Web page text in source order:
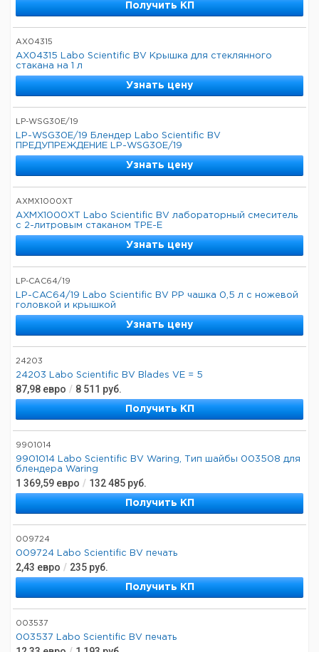
Получить КП
AX04315
AX04315 Labo Scientific BV Крышка для стеклянного
стакана на 1 л
Узнать цену
LP-WSG30E/19
LP-WSG30E/19 Блендер Labo Scientific BV
ПРЕДУПРЕЖДЕНИЕ LP-WSG30E/19
Узнать цену
AXMX1000XT
AXMX1000XT Labo Scientific BV лабораторный смеситель
с 2-литровым стаканом TPE-E
Узнать цену
LP-CAC64/19
LP-CAC64/19 Labo Scientific BV PP чашка 0,5 л с ножевой
головкой и крышкой
Узнать цену
24203
24203 Labo Scientific BV Blades VE = 5
87,98 евро / 8 511 руб.
Получить КП
9901014
9901014 Labo Scientific BV Waring, Тип шайбы 003508 для
блендера Waring
1 369,59 евро / 132 485 руб.
Получить КП
009724
009724 Labo Scientific BV печать
2,43 евро / 235 руб.
Получить КП
003537
003537 Labo Scientific BV печать